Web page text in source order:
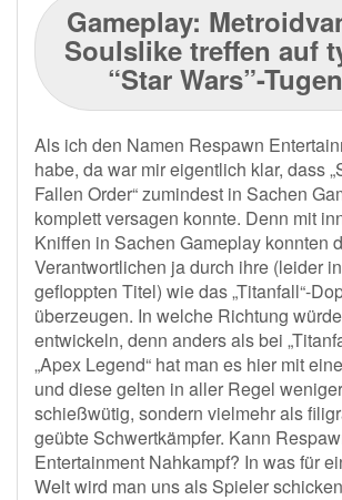
Gameplay:
Soulslike treffen auf
“Star Wars”-
Als ich den Namen Respawn
habe, da war mir eigentlich klar, dass
Fallen Order“ zumindest in Sachen
komplett versagen konnte. Denn mit
Kniffen in Sachen Gameplay konnten
Verantwortlichen ja durch ihre (leider
gefloppten Titel) wie das „Titanfall“-
überzeugen. In welche Richtung
entwickeln, denn anders als bei
„Apex Legend“ hat man es hier mit
und diese gelten in aller Regel
schießwütig, sondern vielmehr als
geübte Schwertkämpfer. Kann
Entertainment Nahkampf? In was für
Welt wird man uns als Spieler